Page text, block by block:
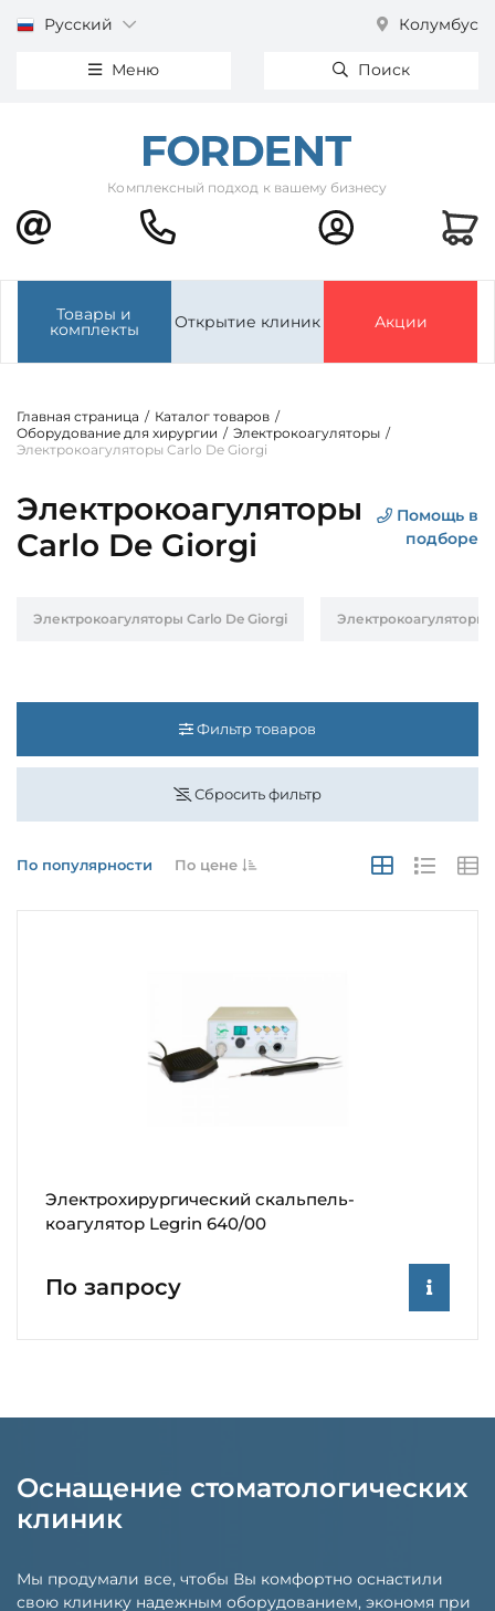
Русский Колумбус
Меню Поиск
Комплексный подход к вашему бизнесу
Товары и
комплекты Открытие клиник Акции
Главная страница / Каталог товаров /
Оборудование для хирургии / Электрокоагуляторы /
Электрокоагуляторы Carlo De Giorgi
Электрокоагуляторы
Carlo De Giorgi
Помощь в
подборе
Электрокоагуляторы Carlo De Giorgi Электрокоагуляторы
Фильтр товаров
Сбросить фильтр
По популярности По цене
Электрохирургический скальпель-
коагулятор Legrin 640/00
По запросу
Оснащение стоматологических
клиник
Мы продумали все, чтобы Вы комфортно оснастили
свою клинику надежным оборудованием, экономя при